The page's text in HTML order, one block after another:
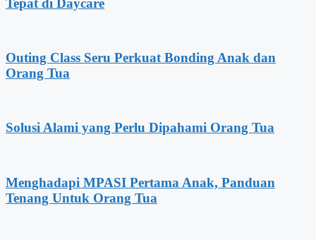
Outing Class Seru Perkuat Bonding Anak dan
Orang Tua
Solusi Alami yang Perlu Dipahami Orang Tua
Menghadapi MPASI Pertama Anak, Panduan
Tenang Untuk Orang Tua